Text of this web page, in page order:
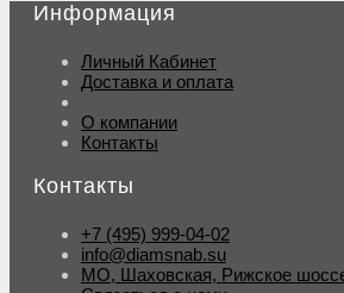
Информация
Личный Кабинет
Доставка и оплата
О компании
Контакты
Контакты
+7 (495) 999-04-02
info@diamsnab.su
МО, Шаховская, Рижское